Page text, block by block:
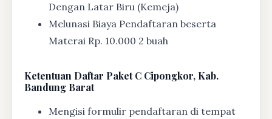
Dengan Latar Biru (Kemeja)
Melunasi Biaya Pendaftaran beserta
Materai Rp. 10.000 2 buah
Ketentuan Daftar Paket C Cipongkor, Kab.
Bandung Barat
Mengisi formulir pendaftaran di tempat